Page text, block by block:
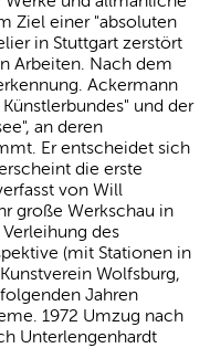
Ziel einer "absoluten
in Stuttgart zerstört
Arbeiten. Nach dem
Ackermann
und der
an deren
Er entscheidet sich
die erste
von Will
große Werkschau in
des
(mit Stationen in
Wolfsburg,
Jahren
1972 Umzug nach
Unterlengenhardt